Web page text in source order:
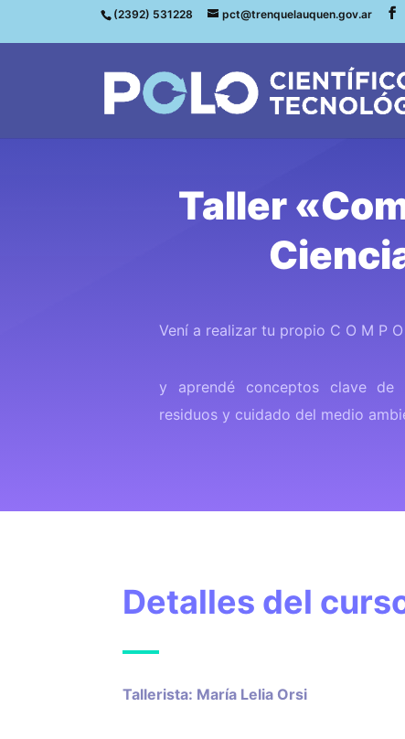
(2392) 531228 pct@trenquelauquen.gov.ar
Taller
Vení a realizar tu propio C O M P
y aprendé conceptos clave de
residuos y cuidado del medio
Detalles del
Tallerista: María Lelia Orsi